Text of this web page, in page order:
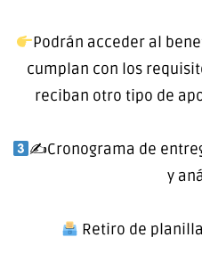
Podrán acceder al
cumplan con los
reciban otro tipo de
✍Cronograma de
y
Retiro de